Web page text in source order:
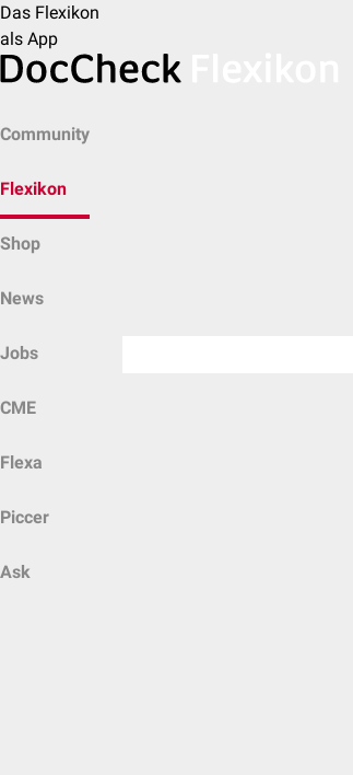
Das Flexikon
als App
Community
Flexikon
Shop
News
Jobs
CME
Flexa
Piccer
Ask